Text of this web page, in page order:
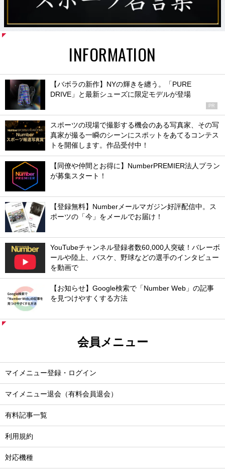
INFORMATION
【バボラの新作】NYの輝きを纏う。「PURE
DRIVE」と最新シューズに限定モデルが登場
PR
スポーツの現場で撮影する機会のある写真家、その写
真家が撮る一瞬のシーンにスポットをあてるコンテス
トを開催します。作品受付中！
【同僚や仲間とお得に】NumberPREMIER法人プラン
が募集スタート！
【登録無料】Numberメールマガジン好評配信中。ス
ポーツの「今」をメールでお届け！
YouTubeチャンネル登録者数60,000人突破！バレーボ
ールや陸上、バスケ、野球などの選手のインタビュー
を動画で
【お知らせ】Google検索で「Number Web」の記事
を見つけやすくする方法
会員メニュー
マイメニュー登録・ログイン
マイメニュー退会（有料会員退会）
有料記事一覧
利用規約
対応機種